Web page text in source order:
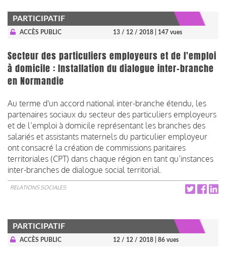
PARTICIPATIF
ACCÈS PUBLIC 13 / 12 / 2018 | 147 vues
Secteur des particuliers employeurs et de l'emploi
à domicile : Installation du dialogue inter-branche
en Normandie
Au terme d'un accord national inter-branche étendu, les
partenaires sociaux du secteur des particuliers employeurs
et de l’emploi à domicile représentant les branches des
salariés et assistants maternels du particulier employeur
ont consacré la création de commissions paritaires
territoriales (CPT) dans chaque région en tant qu’instances
inter-branches de dialogue social territorial.
RELATIONS SOCIALES
PARTICIPATIF
ACCÈS PUBLIC 12 / 12 / 2018 | 86 vues